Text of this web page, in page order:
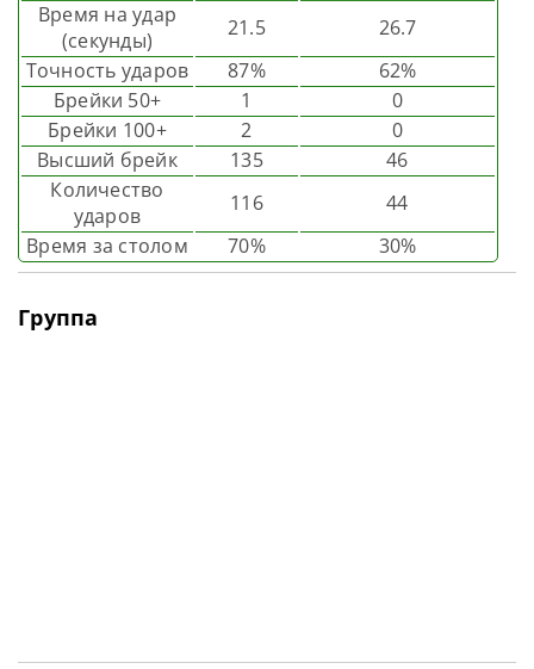
Время на удар
(секунды)
21.5
26.7
Точность ударов
87%
62%
Брейки 50+
1
0
Брейки 100+
2
0
Высший брейк
135
46
Количество
ударов
116
44
Время за столом
70% 30%
Группа